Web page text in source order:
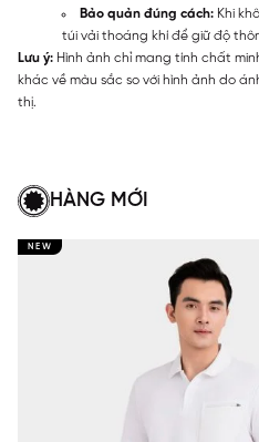
Bảo quản đúng cách: Khi
túi vải thoáng khí để giữ độ
Lưu ý: Hình ảnh chỉ mang tính chất
khác về màu sắc so với hình ảnh do
thị.
HÀNG MỚI
NEW